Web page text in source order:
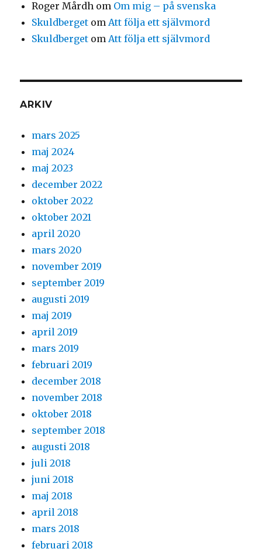
Roger Mårdh om Om mig – på svenska
Skuldberget omAtt följa ett självmord
Skuldberget omAtt följa ett självmord
ARKIV
mars 2025
maj 2024
maj 2023
december 2022
oktober 2022
oktober 2021
april 2020
mars 2020
november 2019
september 2019
augusti 2019
maj 2019
april 2019
mars 2019
februari 2019
december 2018
november 2018
oktober 2018
september 2018
augusti 2018
juli 2018
juni 2018
maj 2018
april 2018
mars 2018
februari 2018